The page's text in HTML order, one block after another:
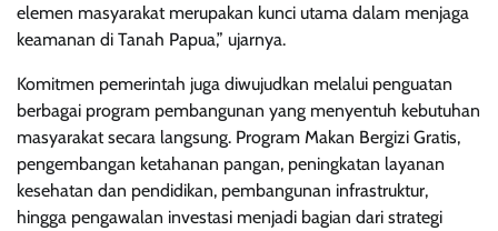
elemen masyarakat merupakan kunci utama dalam menjaga
keamanan di Tanah Papua,” ujarnya.
Komitmen pemerintah juga diwujudkan melalui penguatan
berbagai program pembangunan yang menyentuh kebutuhan
masyarakat secara langsung. Program Makan Bergizi Gratis,
pengembangan ketahanan pangan, peningkatan layanan
kesehatan dan pendidikan, pembangunan infrastruktur,
hingga pengawalan investasi menjadi bagian dari strategi